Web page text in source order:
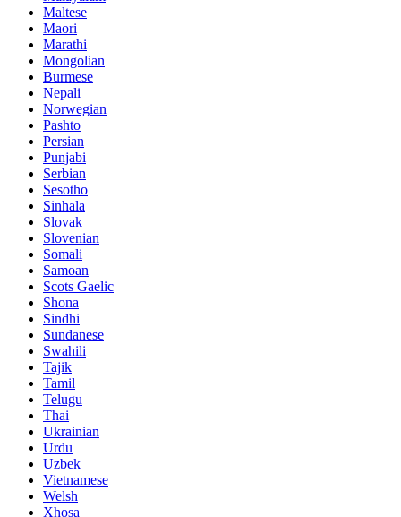
Maltese
Maori
Marathi
Mongolian
Burmese
Nepali
Norwegian
Pashto
Persian
Punjabi
Serbian
Sesotho
Sinhala
Slovak
Slovenian
Somali
Samoan
Scots Gaelic
Shona
Sindhi
Sundanese
Swahili
Tajik
Tamil
Telugu
Thai
Ukrainian
Urdu
Uzbek
Vietnamese
Welsh
Xhosa